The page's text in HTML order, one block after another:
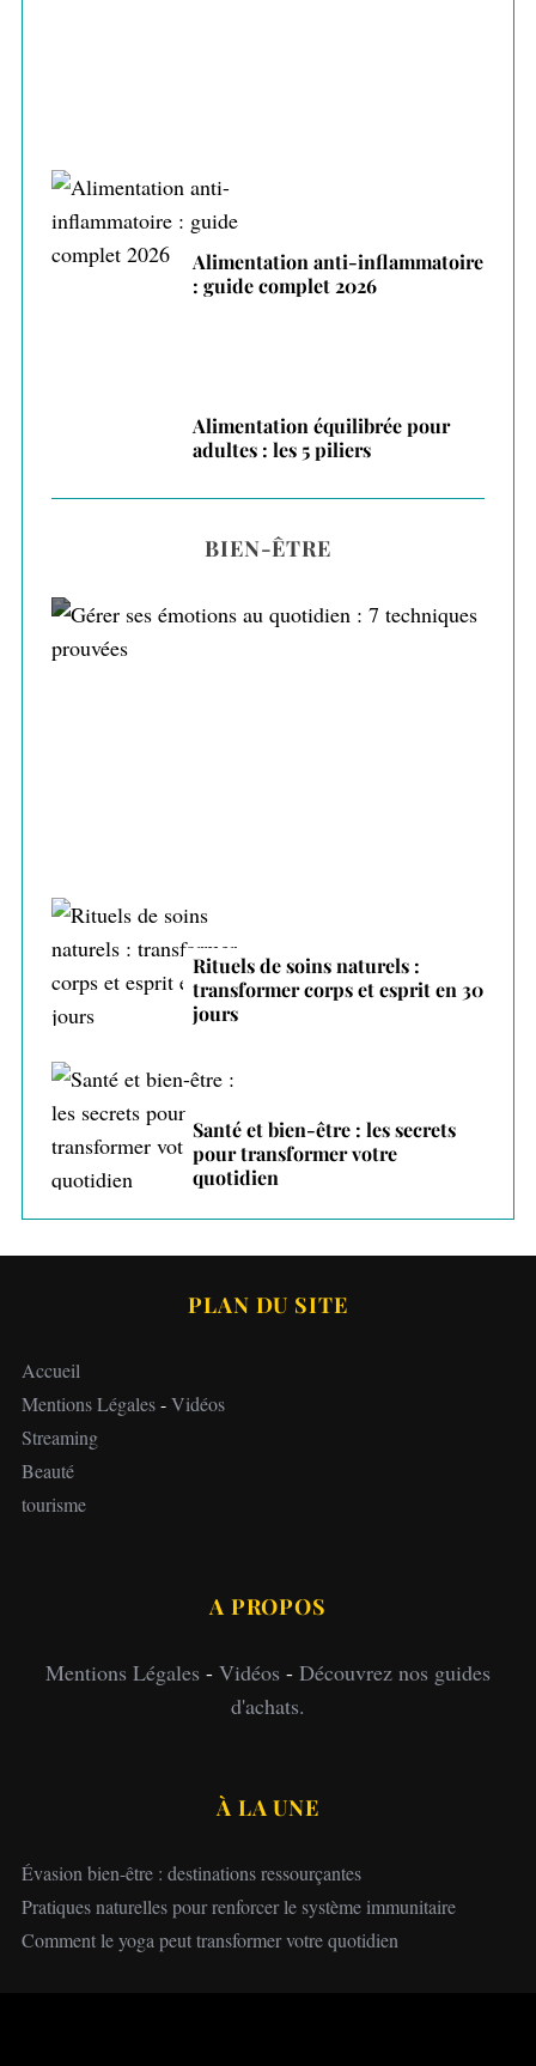
Alimentation anti-inflammatoire
: guide complet 2026
Alimentation équilibrée pour
adultes : les 5 piliers
BIEN-ÊTRE
Rituels de soins naturels :
transformer corps et esprit en 30
jours
Santé et bien-être : les secrets
pour transformer votre
quotidien
PLAN DU SITE
Accueil
Mentions Légales-Vidéos
Streaming
Beauté
tourisme
A PROPOS
Mentions Légales - Vidéos - Découvrez nos guides
d'achats.
À LA UNE
Évasion bien-être : destinations ressourçantes
Pratiques naturelles pour renforcer le système immunitaire
Comment le yoga peut transformer votre quotidien